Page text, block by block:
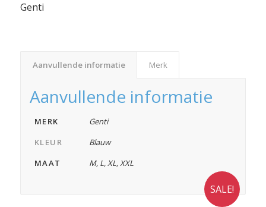
SALE!
Genti
Aanvullende informatie Merk
Aanvullende informatie
MERK
Genti
KLEUR
Blauw
MAAT
M, L,XL,XXL